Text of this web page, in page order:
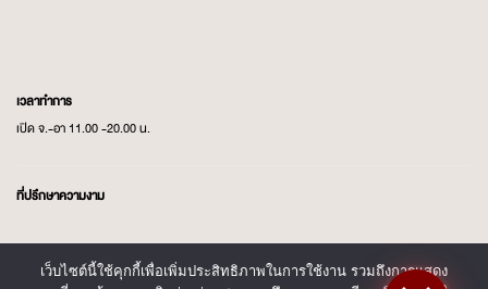
เวลาทำการ
เปิด จ.-อา 11.00 -20.00 น.
ที่ปรึกษาความงาม
เว็บไซต์นี้ใช้คุกกี้เพื่อเพิ่มประสิทธิภาพในการใช้งาน รวมถึงการแสดง